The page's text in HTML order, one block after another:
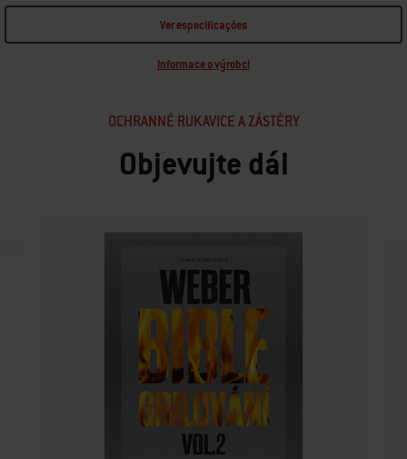
Ver especificações
Informace o výrobci
OCHRANNÉ RUKAVICE A ZÁSTĚRY
Objevujte dál